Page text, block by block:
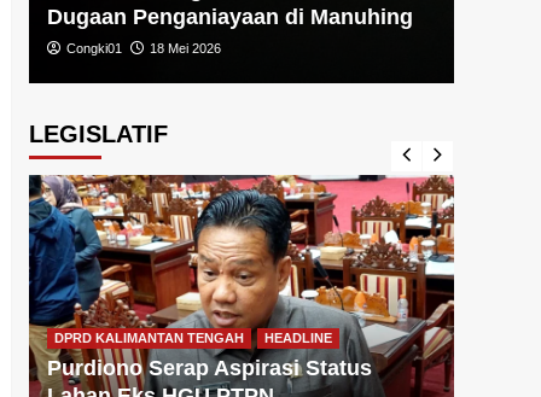
Dugaan Penganiayaan di Manuhing
Congki01 18 Mei 2026
LEGISLATIF
DPRD KALIMANTAN TENGAH HEADLINE
Purdiono Serap Aspirasi Status